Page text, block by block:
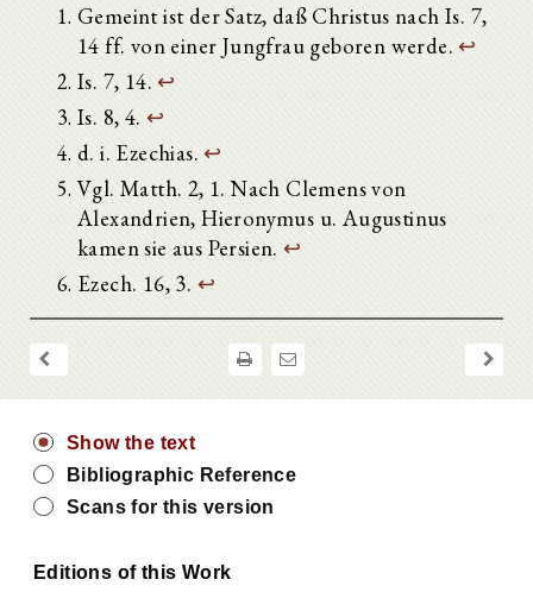
Gemeint ist der Satz, daß Christus nach Is. 7,
14 ff. von einer Jungfrau geboren werde. ↩
Is. 7, 14. ↩
Is. 8, 4. ↩
d. i. Ezechias. ↩
Vgl. Matth. 2, 1. Nach Clemens von
Alexandrien, Hieronymus u. Augustinus
kamen sie aus Persien. ↩
Ezech. 16, 3. ↩
Show the text
Bibliographic Reference
Scans for this version
Editions of this Work
XIX.
XX.
XXI.
XXII.
XXIII.
XXIV.
XXV.
XXVI.
XXVII.
XXVIII.
XXIX.
XXX.
XXXV.
XXXVII.
XXXVIII.
XXXIX.
XLII.